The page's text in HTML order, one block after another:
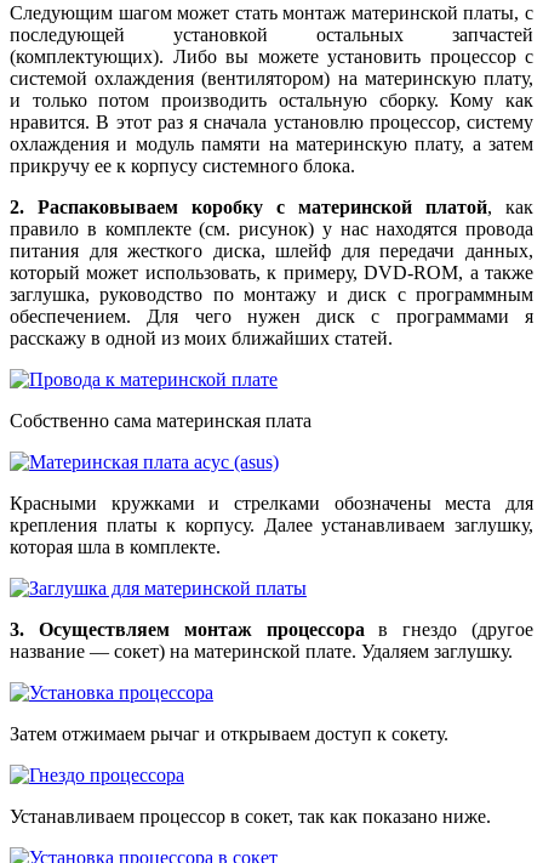
Следующим шагом может стать монтаж материнской платы, с
последующей установкой остальных запчастей
(комплектующих). Либо вы можете установить процессор с
системой охлаждения (вентилятором) на материнскую плату,
и только потом производить остальную сборку. Кому как
нравится. В этот раз я сначала установлю процессор, систему
охлаждения и модуль памяти на материнскую плату, а затем
прикручу ее к корпусу системного блока.
2. Распаковываем коробку с материнской платой, как
правило в комплекте (см. рисунок) у нас находятся провода
питания для жесткого диска, шлейф для передачи данных,
который может использовать, к примеру, DVD-ROM, а также
заглушка, руководство по монтажу и диск с программным
обеспечением. Для чего нужен диск с программами я
расскажу в одной из моих ближайших статей.
Собственно сама материнская плата
Красными кружками и стрелками обозначены места для
крепления платы к корпусу. Далее устанавливаем заглушку,
которая шла в комплекте.
3. Осуществляем монтаж процессора в гнездо (другое
название — сокет) на материнской плате. Удаляем заглушку.
Затем отжимаем рычаг и открываем доступ к сокету.
Устанавливаем процессор в сокет, так как показано ниже.